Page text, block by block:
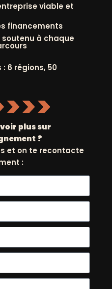
les
air
eiffage,
premier
!
viable et
financements
soutenu à chaque
6 régions, 50
plus sur
?
et on te recontacte
: